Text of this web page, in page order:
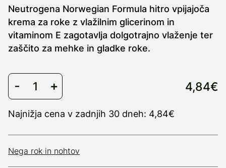
Neutrogena Norwegian Formula hitro vpijajoča
krema za roke z vlažilnim glicerinom in
vitaminom E zagotavlja dolgotrajno vlaženje ter
zaščito za mehke in gladke roke.
4,84€
Najnižja cena v zadnjih 30 dneh: 4,84€
Nega rok in nohtov